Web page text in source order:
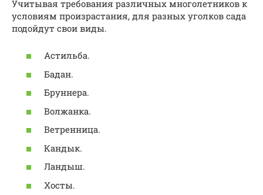
Учитывая требования различных многолетников к
условиям произрастания, для разных уголков сада
подойдут свои виды.
Астильба.
Бадан.
Бруннера.
Волжанка.
Ветренница.
Кандык.
Ландыш.
Хосты.